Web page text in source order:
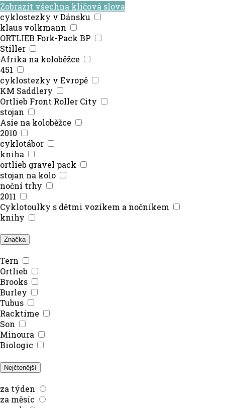
Zobrazit všechna klíčová slova
cyklostezky v Dánsku
klaus volkmann
ORTLIEB Fork-Pack BP
Stiller
Afrika na koloběžce
451
cyklostezky v Evropě
KM Saddlery
Ortlieb Front Roller City
stojan
Asie na koloběžce
2010
cyklotábor
kniha
ortlieb gravel pack
stojan na kolo
noční trhy
2011
Cyklotoulky s dětmi vozíkem a nočníkem
knihy
Značka
Tern
Ortlieb
Brooks
Burley
Tubus
Racktime
Son
Minoura
Biologic
Nejčtenější
za týden
za měsíc